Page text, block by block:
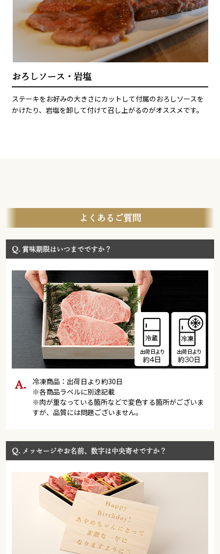
おろしソース・岩塩
ステーキをお好みの大きさにカットして付属のおろしソースを
かけたり、岩塩を卸して付けて召し上がるのがオススメです。
よくあるご質問
Q. 賞味期限はいつまでですか？
冷凍商品：出荷日より約30日
※各商品ラベルに別途記載
※肉が重なっている箇所などで変色する箇所がございま
すが、品質には問題ございません。
Q. メッセージやお名前、数字は中央寄せですか？